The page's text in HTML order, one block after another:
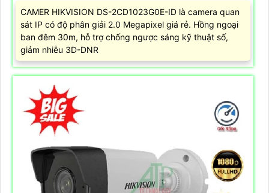
CAMER HIKVISION DS-2CD1023G0E-ID là camera quan
sát IP có độ phân giải 2.0 Megapixel giá rẻ. Hồng ngoại
ban đêm 30m, hỗ trợ chống ngược sáng kỹ thuật số,
giảm nhiễu 3D-DNR